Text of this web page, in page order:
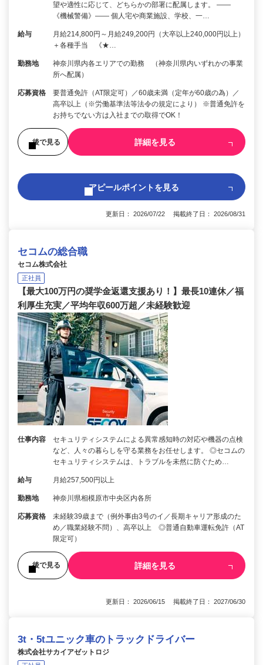
望や適性に応じて、どちらかの部署に配属します。 ――
《機械警備》―― 個人宅や商業施設、学校、一…
給与
月給214,800円～月給249,200円（大卒以上240,000円以上）
＋各種手当 《★…
勤務地
神奈川県内各エリアでの勤務 （神奈川県内いずれかの事業
所へ配属）
応募資格
要普通免許（AT限定可）／60歳未満（定年が60歳の為）／
高卒以上（※労働基準法等法令の規定により） ※普通免許を
お持ちでない方は入社までの取得でOK！
後で見る 詳細を見る
アピールポイントを見る
更新日： 2026/07/22 掲載終了日： 2026/08/31
セコムの総合職
セコム株式会社
正社員
【最大100万円の奨学金返還支援あり！】最長10連休／福
利厚生充実／平均年収600万超／未経験歓迎
仕事内容
セキュリティシステムによる異常感知時の対応や機器の点検
など、人々の暮らしを守る業務をお任せします。 ◎セコムの
セキュリティシステムは、トラブルを未然に防ぐため…
給与 月給257,500円以上
勤務地 神奈川県相模原市中央区内各所
応募資格
未経験39歳まで（例外事由3号のイ／長期キャリア形成のた
め／職業経験不問）、高卒以上 ◎普通自動車運転免許（AT
限定可）
後で見る 詳細を見る
更新日： 2026/06/15 掲載終了日： 2027/06/30
3t・5tユニック車のトラックドライバー
株式会社サカイアゼットロジ